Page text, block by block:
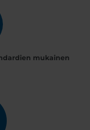
mukainen